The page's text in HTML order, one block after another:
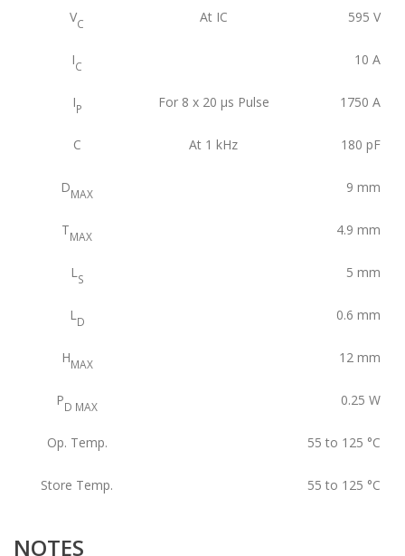
VC At IC 595 V
IC 10 A
IP For 8 x 20 μs Pulse 1750 A
C At 1 kHz 180 pF
DMAX 9 mm
TMAX 4.9 mm
LS 5 mm
LD 0.6 mm
HMAX 12 mm
PD MAX 0.25 W
Op. Temp. 55 to 125 °C
Store Temp. 55 to 125 °C
NOTES